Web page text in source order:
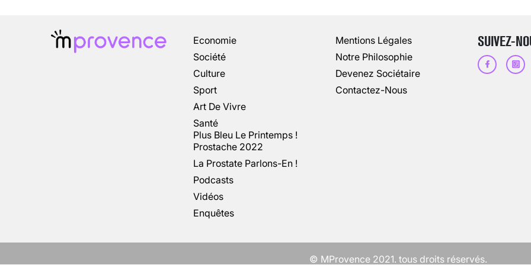
Economie
Société
Culture
Sport
Art De Vivre
Santé
Plus Bleu Le Printemps !
Prostache 2022
La Prostate Parlons-En !
Podcasts
Vidéos
Enquêtes
Mentions Légales
Notre Philosophie
Devenez Sociétaire
Contactez-Nous
SUIVEZ-
© MProvence 2021. tous droits réservés.